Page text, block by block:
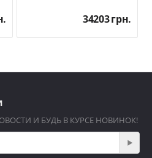
34203грн.
И БУДЬ В КУРСЕ НОВИНОК!